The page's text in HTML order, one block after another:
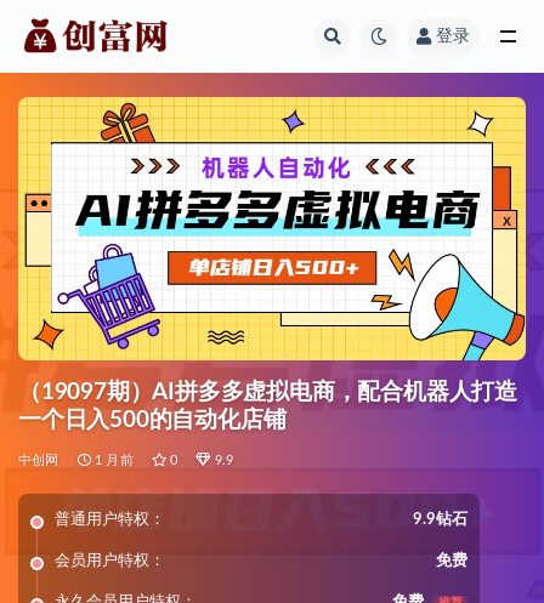
登录
（19097期）AI拼多多虚拟电商，配合机器人打造
一个日入500的自动化店铺
中创网 1 月前 0 9.9
普通用户特权： 9.9钻石
会员用户特权： 免费